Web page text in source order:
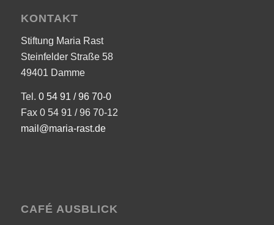
KONTAKT
Stiftung Maria Rast
Steinfelder Straße 58
49401 Damme
Tel. 0 54 91 / 96 70-0
Fax 0 54 91 / 96 70-12
mail@maria-rast.de
CAFÉ AUSBLICK